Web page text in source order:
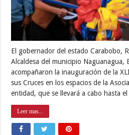
El gobernador del estado Carabobo,
Alcaldesa del municipio Naguanagua,
acompañaron la inauguración de la
sus Cruces en los espacios de la
entidad, que se llevará a cabo hasta
Leer mas...